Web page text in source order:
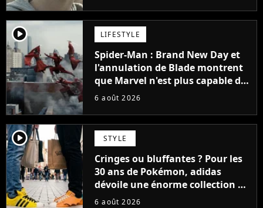
player2 LIFESTYLE
Spider-Man : Brand New Day et
l'annulation de Blade montrent
que Marvel n'est plus capable de
faire quoi que ce soit de simple
6 août 2026
player2 STYLE
Cringes ou bluffantes ? Pour les
30 ans de Pokémon, adidas
dévoile une énorme collection de
sneakers et je ne sais pas quoi en
6 août 2026